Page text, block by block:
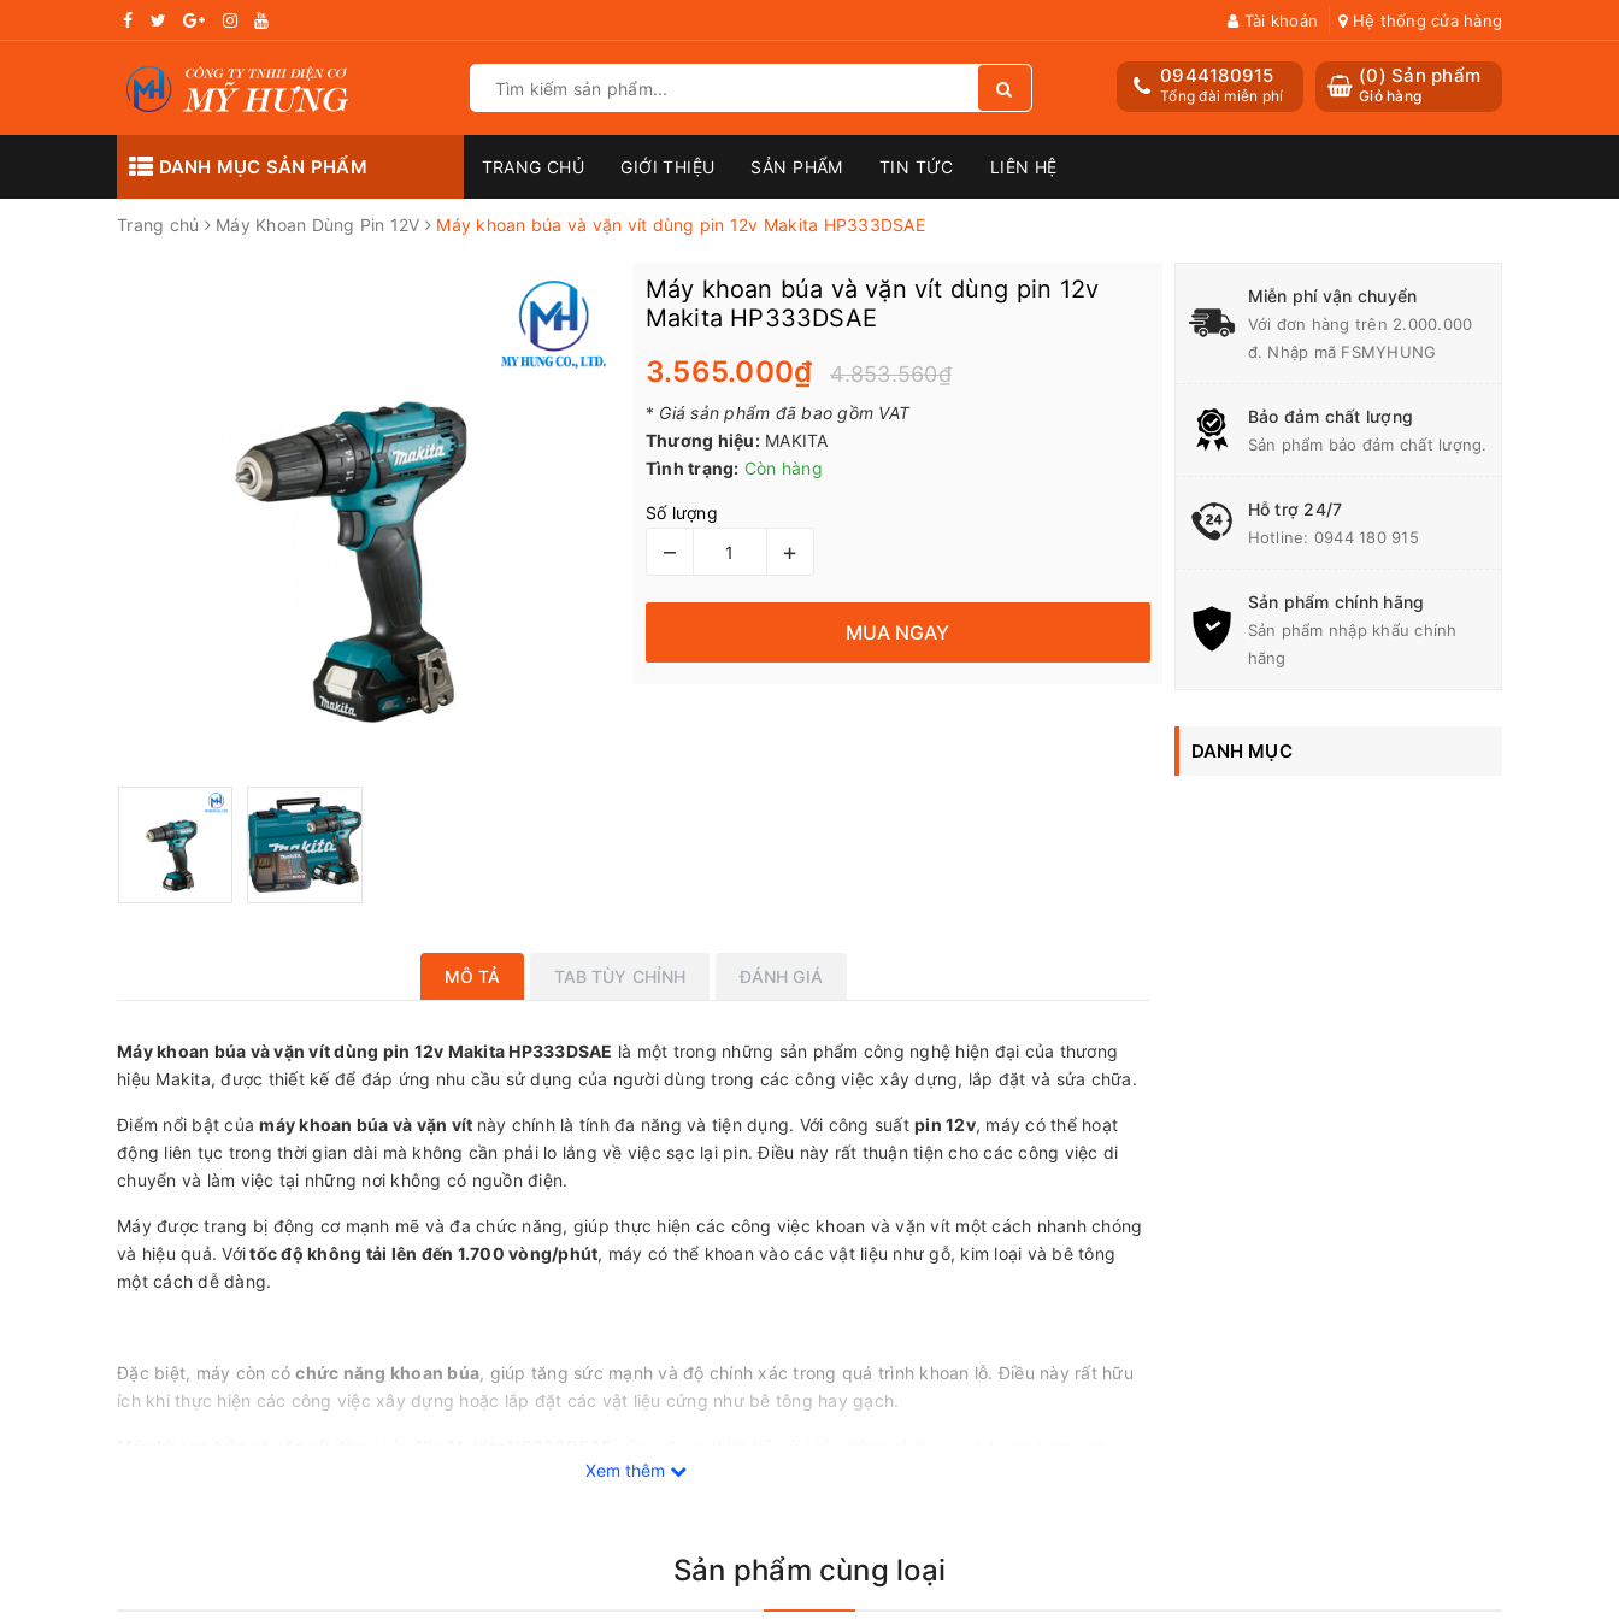
Tài khoản Hệ thống cửa hàng
(0) Sản phẩm
Giỏ hàng
0944180915
Tổng đài miễn phí
DANH MỤC SẢN PHẨM TRANG CHỦ GIỚI THIỆU SẢN PHẨM TIN TỨC LIÊN HỆ
Trang chủ Máy Khoan Dùng Pin 12V Máy khoan búa và vặn vít dùng pin 12v Makita HP333DSAE
Máy khoan búa và vặn vít dùng pin 12v
Makita HP333DSAE
3.565.000₫ 4.853.560₫
* Giá sản phẩm đã bao gồm VAT
Thương hiệu: MAKITA
Tình trạng: Còn hàng
Số lượng
– +
MUA NGAY
MÔ TẢ TAB TÙY CHỈNH ĐÁNH GIÁ
Máy khoan búa và vặn vít dùng pin 12v Makita HP333DSAE là một trong những sản phẩm công nghệ hiện đại của thương
hiệu Makita, được thiết kế để đáp ứng nhu cầu sử dụng của người dùng trong các công việc xây dựng, lắp đặt và sửa chữa.
Điểm nổi bật củamáy khoan búa và vặn vít này chính là tính đa năng và tiện dụng. Với công suất pin 12v, máy có thể hoạt
động liên tục trong thời gian dài mà không cần phải lo lắng về việc sạc lại pin. Điều này rất thuận tiện cho các công việc di
chuyển và làm việc tại những nơi không có nguồn điện.
Máy được trang bị động cơ mạnh mẽ và đa chức năng, giúp thực hiện các công việc khoan và vặn vít một cách nhanh chóng
và hiệu quả. Vớitốc độ không tải lên đến 1.700 vòng/phút, máy có thể khoan vào các vật liệu như gỗ, kim loại và bê tông
một cách dễ dàng.
Đặc biệt, máy còn cóchức năng khoan búa, giúp tăng sức mạnh và độ chính xác trong quá trình khoan lỗ. Điều này rất hữu
ích khi thực hiện các công việc xây dựng hoặc lắp đặt các vật liệu cứng như bê tông hay gạch.
giúp người dùng dễ dàng cầm nắm và di chuyển trong quá trình làm việc. Bên cạnh đó, máy còn có tay cầm bọc cao su
Ngoài ra, máy còn có đèn LED tích hợp để giúp chiếu sáng trong điều kiện thiếu ánh sáng, giúp người dùng có thể làm việc
Xem thêm
Miễn phí vận chuyển
Với đơn hàng trên 2.000.000
đ. Nhập mã FSMYHUNG
Bảo đảm chất lượng
Sản phẩm bảo đảm chất lượng.
Hỗ trợ 24/7
Hotline: 0944 180 915
Sản phẩm chính hãng
Sản phẩm nhập khẩu chính
hãng
DANH MỤC
Sản phẩm cùng loại